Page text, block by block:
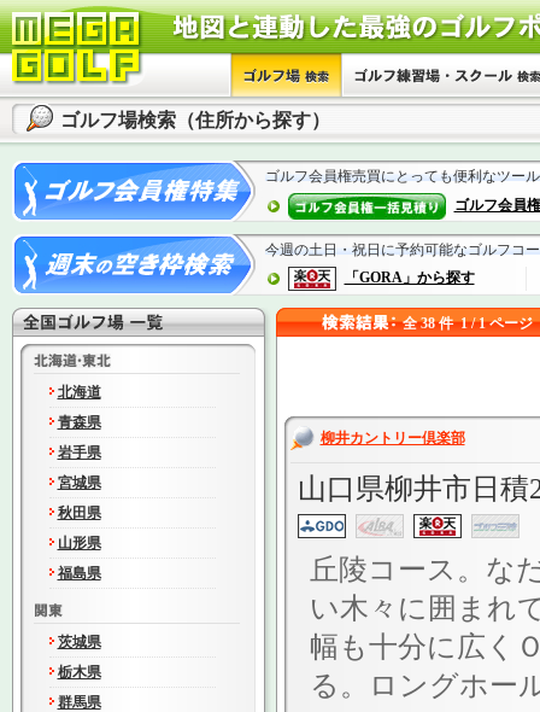
ゴルフ場検索（住所から探す）
ゴルフ会員権売買にとっても便利なツー
ゴルフ会員
今週の土日・祝日に予約可能なゴルフコ
「GORA」から探す
北海道
青森県
岩手県
宮城県
秋田県
山形県
福島県
茨城県
栃木県
群馬県
全 38 件 1 / 1 ページ
柳井カントリー倶楽部
山口県柳井市日積
丘陵コース。な
い木々に囲まれ
幅も十分に広く
る。ロングホー